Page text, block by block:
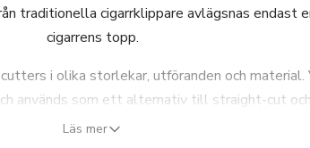
traditionella cigarrklippare avlägsnas endast
cigarrens topp.
i olika storlekar, utföranden och
används som ett alternativ till straight-cut
Läs mer